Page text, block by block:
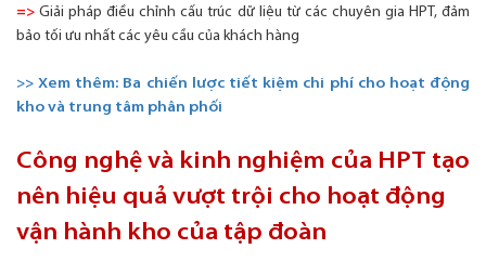
=> Giải pháp điều chỉnh cấu trúc dữ liệu từ các chuyên gia HPT, đảm
bảo tối ưu nhất các yêu cầu của khách hàng
>> Xem thêm: Ba chiến lược tiết kiệm chi phí cho hoạt động
kho và trung tâm phân phối
Công nghệ và kinh nghiệm của HPT tạo
nên hiệu quả vượt trội cho hoạt động
vận hành kho của tập đoàn